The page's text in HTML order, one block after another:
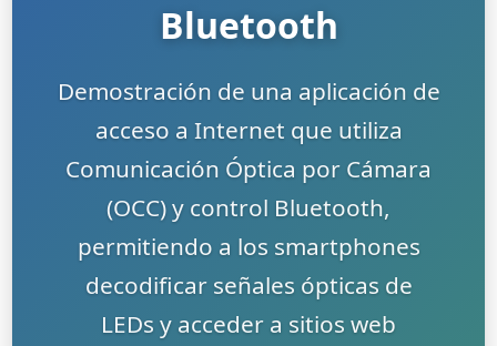
Bluetooth
Demostración de una aplicación de
acceso a Internet que utiliza
Comunicación Óptica por Cámara
(OCC) y control Bluetooth,
permitiendo a los smartphones
decodificar señales ópticas de
LEDs y acceder a sitios web